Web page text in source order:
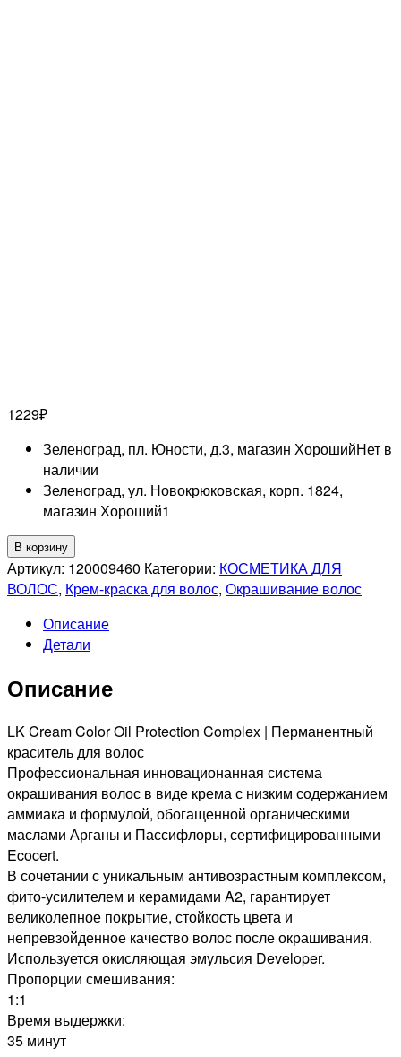
1229₽
Зеленоград, пл. Юности, д.3, магазин ХорошийНет в
наличии
Зеленоград, ул. Новокрюковская, корп. 1824,
магазин Хороший1
Количество
товара
LISAP
10/0
СТОЙКАЯ
ДЛЯ
ВОЛОС
ОЧЕНЬ
СВЕТЛЫЙ
БЛОНДИН
ПЛЮС,
100мл
В корзину
Артикул: 120009460 Категории: КОСМЕТИКА ДЛЯ
ВОЛОС, Крем-краска для волос, Окрашивание волос
Описание
Детали
Описание
LK Cream Color Oil Protection Complex | Перманентный
краситель для волос
Профессиональная инновационанная система
окрашивания волос в виде крема с низким содержанием
аммиака и формулой, обогащенной органическими
маслами Арганы и Пассифлоры, сертифицированными
Ecocert.
В сочетании с уникальным антивозрастным комплексом,
фито-усилителем и керамидами A2, гарантирует
великолепное покрытие, стойкость цвета и
непревзойденное качество волос после окрашивания.
Используется окисляющая эмульсия Developer.
Пропорции смешивания:
1:1
Время выдержки:
35 минут